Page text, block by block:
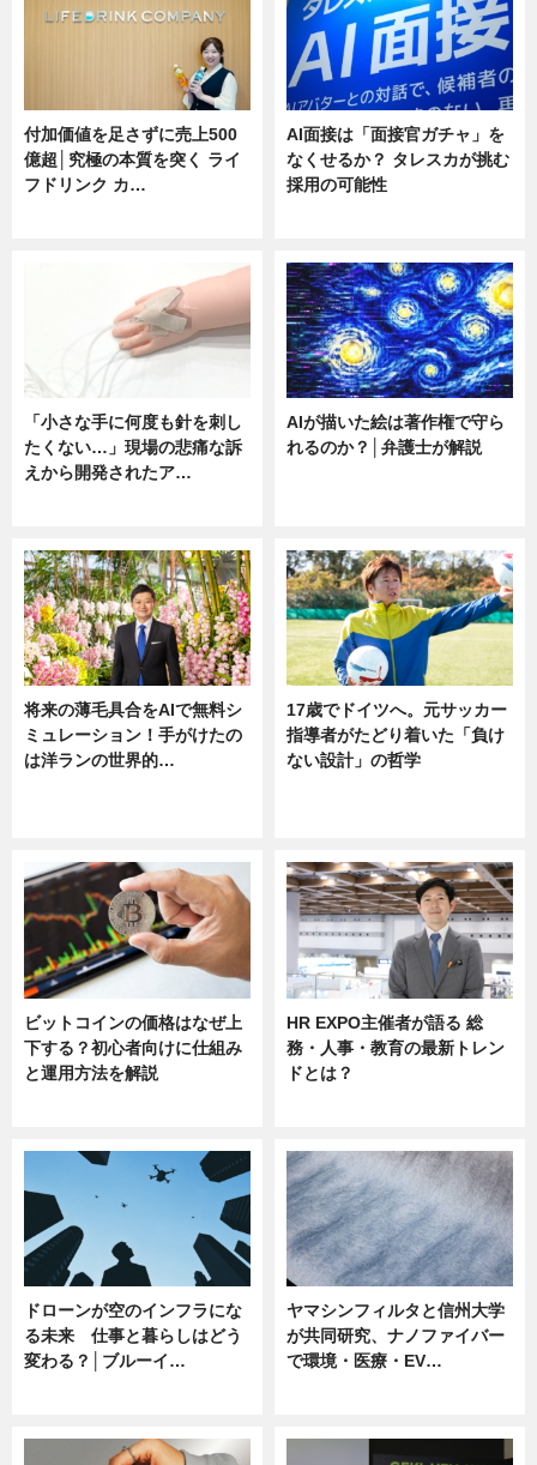
付加価値を足さずに売上500
億超│究極の本質を突く ライ
フドリンク カ…
AI面接は「面接官ガチャ」を
なくせるか？ タレスカが挑む
採用の可能性
「小さな手に何度も針を刺し
たくない…」現場の悲痛な訴
えから開発されたア…
AIが描いた絵は著作権で守ら
れるのか？│弁護士が解説
将来の薄毛具合をAIで無料シ
ミュレーション！手がけたの
は洋ランの世界的…
17歳でドイツへ。元サッカー
指導者がたどり着いた「負け
ない設計」の哲学
ビットコインの価格はなぜ上
下する？初心者向けに仕組み
と運用方法を解説
HR EXPO主催者が語る 総
務・人事・教育の最新トレン
ドとは？
ドローンが空のインフラにな
る未来 仕事と暮らしはどう
変わる？│ブルーイ…
ヤマシンフィルタと信州大学
が共同研究、ナノファイバー
で環境・医療・EV…